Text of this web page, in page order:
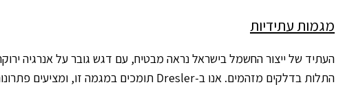
מגמות עתידיות
העתיד של ייצור החשמל בישראל נראה מבטיח, עם דגש גובר על אנרגיה
התלות בדלקים מזהמים. אנו ב-Dresler תומכים במגמה זו, ומציעים פתרונות סולאריים שיכולים להתאים גם לבתים פרטיים וגם לעסקים.